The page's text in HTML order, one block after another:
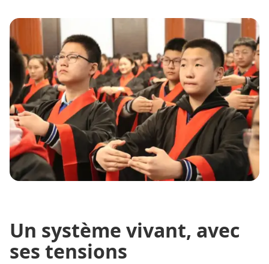
Un système vivant, avec
ses tensions